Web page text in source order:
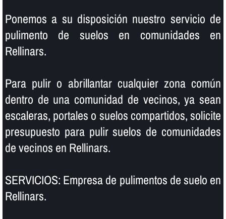
Ponemos a su disposición nuestro servicio de
pulimento de suelos en comunidades en
Rellinars.
Para pulir o abrillantar cualquier zona común
dentro de una comunidad de vecinos, ya sean
escaleras, portales o suelos compartidos, solicite
presupuesto para pulir suelos de comunidades
de vecinos en Rellinars.
SERVICIOS: Empresa de pulimentos de suelo en
Rellinars.